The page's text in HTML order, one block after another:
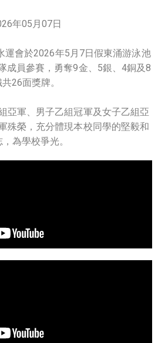
年05月07日
運會於2026年5月7日假東涌游泳池
成員參賽，勇奪9金、5銀、4銅及8
26面獎牌。
亞軍、男子乙組冠軍及女子乙組亞
殊榮，充分體現本校同學的堅毅和
，為學校爭光。